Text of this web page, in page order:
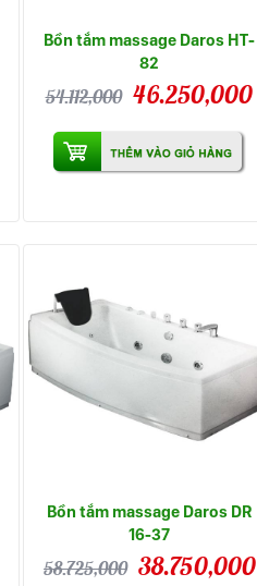
Bồn tắm massage Daros HT-
82
54.112,000 46.250,000
Bồn tắm massage Daros DR
16-37
58.725,000 38.750,000